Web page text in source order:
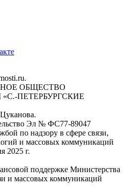
ОБЩЕСТВО
ПЕТЕРБУРГСКИЕ
Эл № ФС77-89047
по надзору в сфере связи,
и массовых коммуникаций
2025 г.
поддержке Министерства
и массовых коммуникаций